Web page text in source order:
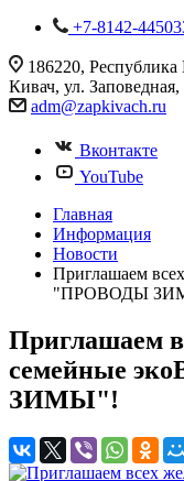
+7-8142-
186220,
Кивач, ул. Заповедная,
adm@zapkivach.ru
Вконтакте
YouTube
Главная
Информация
Новости
Приглашаем
"ПРОВОДЫ
Приглашаем
семейные
ЗИМЫ"!